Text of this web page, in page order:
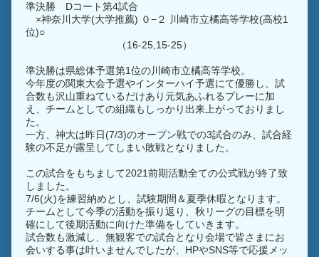
準決勝 Dコート第4試合
×神奈川大学(大学推薦) ０−２ 川崎市立橘高等学校(高校1
位)○
（16-25,15-25）
準決勝は県総体予選第1位の川崎市立橘高等学校。
今年度の関東大会予選やインターハイ予選にて優勝し、試
合数も沢山重ねているだけあり元気あふれるプレーに加
え、チームとしての組織もしっかり出来上がっておりまし
た。
一方、神大は昨日(7/3)のオープン戦での3試合のみ、試合経
験の不足が露呈してしまい敗戦となりました。
この試合をもちまして2021前期活動全ての公式戦が終了致
しました。
7/6(火)を練習納めとし、試験期間＆夏季休暇となります。
チームとして今季の活動を振り返り、秋リーグの目標を明
確にして後期活動に向けた準備をしていきます。
試合数も激減し、無観客での試合となり会場で皆さまにお
会いする事は叶いませんでしたが、HPやSNS等で応援メッ